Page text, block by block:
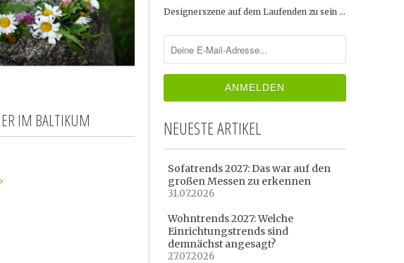
IM BALTIKUM
Designerszene auf dem Laufenden zu sein …
NEUESTE ARTIKEL
Sofatrends 2027: Das war auf den
großen Messen zu erkennen
31.07.2026
Wohntrends 2027: Welche
Einrichtungstrends sind
demnächst angesagt?
27.07.2026